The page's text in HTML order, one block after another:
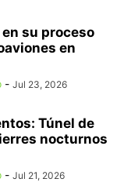
su proceso
en
- Jul 23, 2026
Túnel de
nocturnos
- Jul 21, 2026